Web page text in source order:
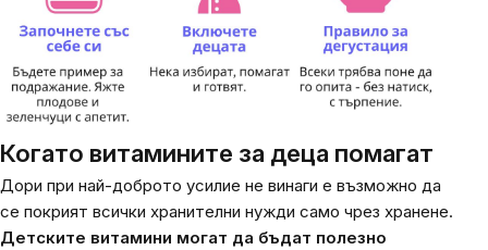
Когато витамините за деца помагат
Дори при най-доброто усилие не винаги е възможно да
се покрият всички хранителни нужди само чрез хранене.
Детските витамини могат да бъдат полезно